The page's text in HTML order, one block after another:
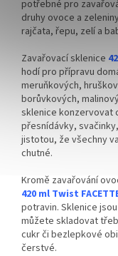
potřebné pro
druhy ovoce a
rajčata, řepu, zelí a
Zavařovací sklenice
hodí pro přípravu
meruňkových,
borůvkových,
sklenice konzervovat
přesnídávky,
jistotou, že všechny
chutné.
Kromě zavařování
420 ml Twist
potravin. Sklenice
můžete skladovat
cukr či bezlepkové
čerstvé.